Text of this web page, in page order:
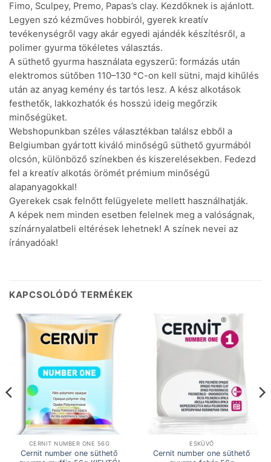
Fimo, Sculpey, Premo, Papas’s clay. Kezdőknek is ajánlott.
Legyen szó kézműves hobbiról, gyerek kreatív
tevékenységről vagy akár egyedi ajándék készítésről, a
polimer gyurma tökéletes választás.
A süthető gyurma használata egyszerű: formázás után
elektromos sütőben 110–130 °C-on kell sütni, majd kihűlés
után az anyag kemény és tartós lesz. A kész alkotások
festhetők, lakkozhatók és hosszú ideig megőrzik
minőségüket.
Webshopunkban széles választékban találsz ebből a
Belgiumban gyártott kiváló minőségű süthető gyurmából
olcsón, különböző színekben és kiszerelésekben. Fedezd
fel a kreatív alkotás örömét prémium minőségű
alapanyagokkal!
Gyerekek csak felnőtt felügyelete mellett használhatják.
A képek nem minden esetben felelnek meg a valóságnak,
színárnyalatbeli eltérések lehetnek! A színek nevei az
írányadóak!
KAPCSOLÓDÓ TERMÉKEK
CERNIT NUMBER ONE 56G
Cernit number one süthető
ESKÜVŐ
Cernit number one süthető